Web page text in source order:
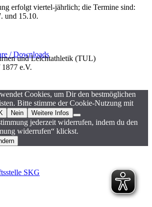
/ Downloads
SKG
erfolgt viertel-jährlich; die Termine sind:
und 15.10.
und Leichtathletik (TUL)
e.V.
Cookies, um Dir den bestmöglichen
Bitte stimme der Cookie-Nutzung mit
Nein Weitere Infos
jederzeit widerrufen, indem du den
widerrufen“ klickst.